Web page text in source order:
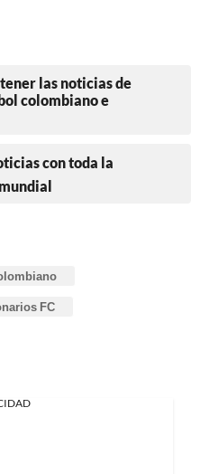
las noticias de
colombiano e
con toda la
FC